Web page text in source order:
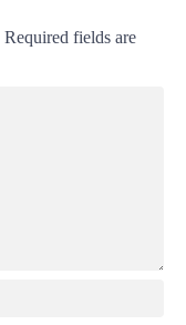
Required fields are